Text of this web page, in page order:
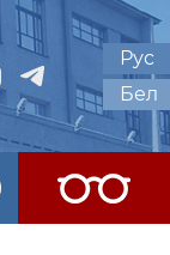
Рус
Бел